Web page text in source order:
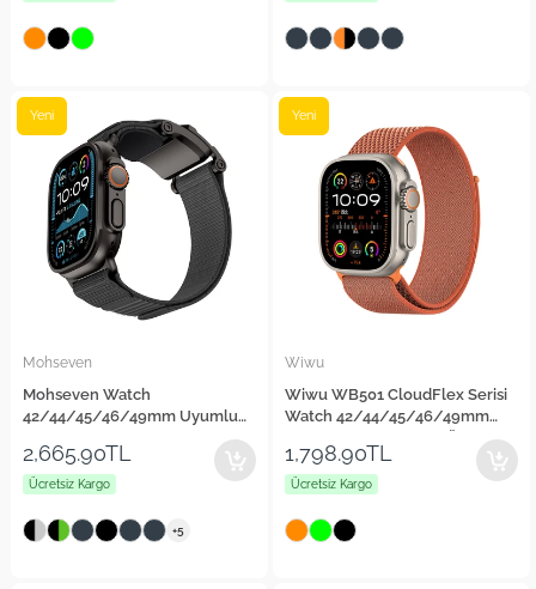
Mohseven
Mohseven Watch
42/44/45/46/49mm Uyumlu
Kordon
Yeni
2,665.90TL
Ücretsiz Kargo
+5
Wiwu
Wiwu WB501 CloudFlex Serisi
Watch 42/44/45/46/49mm
Strap Kayış
Yeni
1,798.90TL
Ücretsiz Kargo